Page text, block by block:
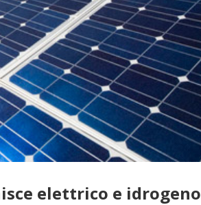
elettrico e idrogeno